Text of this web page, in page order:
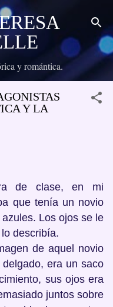
y romántica.
Y LA
de clase, en mi
que tenía un novio
Los ojos se le
describía.
de aquel novio
era un saco
sus ojos era
juntos sobre